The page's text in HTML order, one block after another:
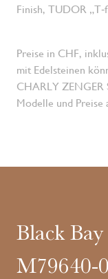
Finish, TUDOR
Preise in CHF,
mit Edelsteinen
CHARLY ZENGER
Modelle und Preise
Black
M79640-